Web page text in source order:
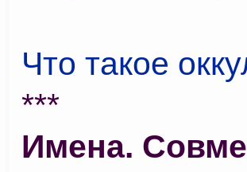
Что такое
***
Имена.